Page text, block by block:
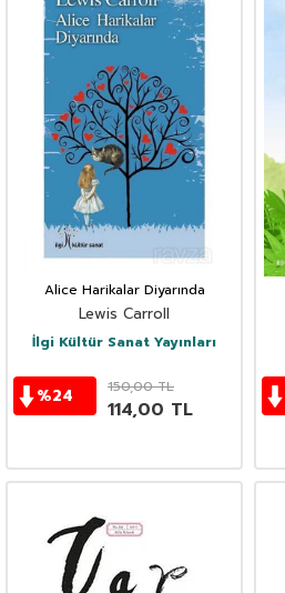
Alice Harikalar Diyarında
Lewis Carroll
İlgi Kültür Sanat Yayınları
%24 150,00TL
114,00 TL